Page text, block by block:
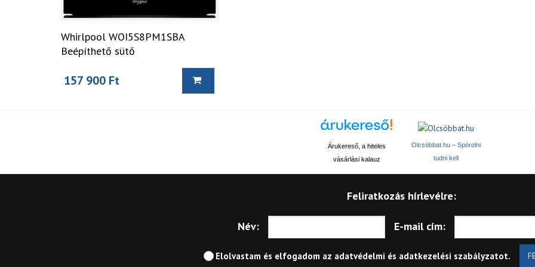
Whirlpool WOI5S8PM1SBA
Beépíthető sütő
157 900 Ft
Árukereső, a hiteles
vásárlási kalauz
Olcsóbbat.hu – Spórolni
tudni kell
Feliratkozás hírlevélre:
Név: E-mail cím:
Elolvastam és elfogadom az adatvédelmi és adatkezelési szabályzatot.